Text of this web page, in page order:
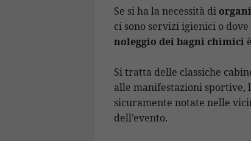
e
b
o
o
k
at
s
A
p
p
e
gr
a
m
k
e
dI
n
Se si ha la necessità di
ci sono servizi igienici o
noleggio dei bagni chimici
Si tratta delle classiche
alle manifestazioni sportive,
sicuramente notate nelle
dell’evento.